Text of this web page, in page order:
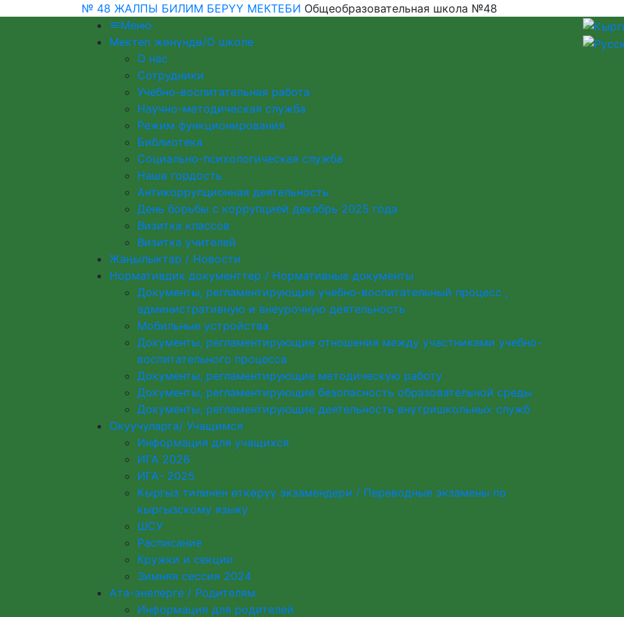
№ 48 ЖАЛПЫ БИЛИМ БЕРҮҮ МЕКТЕБИ Общеобразовательная школа №48
Меню
Мектеп жөнүндө/О школе
О нас
Сотрудники
Учебно-воспитательная работа
Научно-методическая служба
Режим функционирования
Библиотека
Социально-психологическая служба
Наша гордость
Антикоррупционная деятельность
День борьбы с коррупцией декабрь 2025 года
Визитка классов
Визитка учителей
Жаңылыктар / Новости
Нормативдик документтер / Нормативные документы
Документы, регламентирующие учебно-воспитательный процесс ,
административную и внеурочную деятельность
Мобильные устройства
Документы, регламентирующие отношения между участниками учебно-
воспитательного процесса
Документы, регламентирующие методическую работу
Документы, регламентирующие безопасность образовательной среды
Документы, регламентирующие деятельность внутришкольных служб
Окуучуларга/ Учащимся
Информация для учащихся
ИГА 2026
ИГА- 2025
Кыргыз тилинен өткөрүү экзамендери / Переводные экзамены по
кыргызскому языку
ШСУ
Расписание
Кружки и секции
Зимняя сессия 2024
Ата-энелерге / Родителям
Информация для родителей